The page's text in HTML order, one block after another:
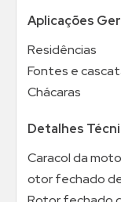
Aplicações
Residências
Fontes e
Chácaras
Detalhes
Caracol da
otor fechado